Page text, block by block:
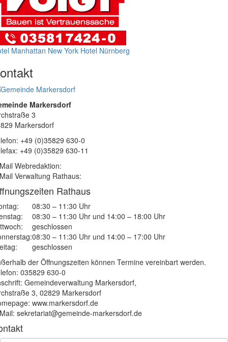
Manhattan New York Hotel Nürnberg
Markersdorf
3
Markersdorf
+49 (0)35829 630-0
+49 (0)35829 630-11
Webredaktion:
Verwaltung Rathaus:
Rathaus
08:30 – 11:30 Uhr
08:30 – 11:30 Uhr und 14:00 – 18:00 Uhr
geschlossen
08:30 – 11:30 Uhr und 14:00 – 17:00 Uhr
geschlossen
der Öffnungszeiten können Termine vereinbart werden.
035829 630-0
Gemeindeverwaltung Markersdorf,
3, 02829 Markersdorf
www.markersdorf.de
sekretariat@gemeinde-markersdorf.de